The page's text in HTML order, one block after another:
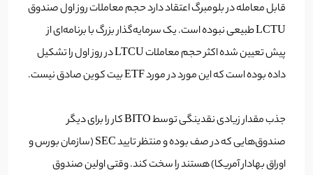
قابل معامله در بلومبرگ اعتقاد دارد حجم معاملات روز اول صندوق
LCTU طبیعی نبوده است. یک سرمایه‌گذار بزرگ با برنامه‌ای از
پیش تعیین شده اکثر حجم معاملات LTCU در روز اول را تشکیل
داده بوده است که این مورد در مورد ETF بیت کوین صادق نیست.
جذب مقدار زیادی نقدینگی توسط BITO کار را برای دیگر
صندوق‌هایی که در صف بوده و منتظر تایید SEC (سازمان بورس و
اوراق بهادار آمریکا) هستند را سخت کند. وقتی اولین صندوق